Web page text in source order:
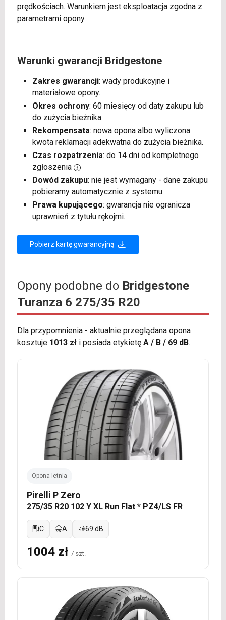
prędkościach. Warunkiem jest eksploatacja zgodna z
parametrami opony.
Warunki gwarancji Bridgestone
Zakres gwarancji: wady produkcyjne i
materiałowe opony.
Okres ochrony: 60 miesięcy od daty zakupu lub
do zużycia bieżnika.
Rekompensata: nowa opona albo wyliczona
kwota reklamacji adekwatna do zużycia bieżnika.
Czas rozpatrzenia: do 14 dni od kompletnego
zgłoszenia
Dowód zakupu: nie jest wymagany - dane zakupu
pobieramy automatycznie z systemu.
Prawa kupującego: gwarancja nie ogranicza
uprawnień z tytułu rękojmi.
Pobierz kartę gwarancyjną
Opony podobne do Bridgestone
Turanza 6 275/35 R20
Dla przypomnienia - aktualnie przeglądana opona
kosztuje 1013 złi posiada etykietę A / B / 69 dB.
Opona letnia
Pirelli P Zero
275/35 R20 102 Y XL Run Flat * PZ4/LS FR
C A 69 dB
1004 zł / szt.